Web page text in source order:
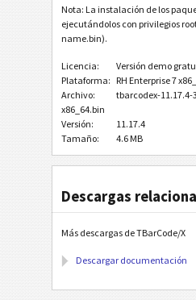
Nota: La instalación de los
ejecutándolos con privilegios
name.bin).
Licencia:
Versión demo
Plataforma: RH Enterprise 7
Archivo:
tbarcodex-
x86_64.bin
Versión:
11.17.4
Tamaño:
4.6 MB
Descargas
Más descargas de TBarCode/X
Descargar documentación